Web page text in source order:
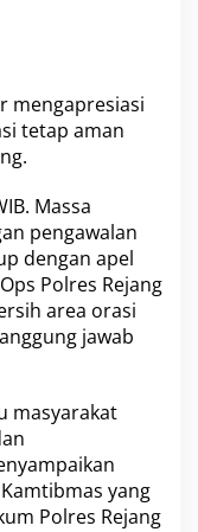
mengapresiasi
tetap aman
Massa
pengawalan
dengan apel
Polres Rejang
area orasi
jawab
masyarakat
yang
Polres Rejang